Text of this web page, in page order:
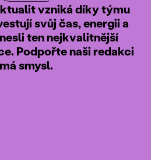
vzniká díky týmu
svůj čas, energii a
ten nejkvalitnější
Podpořte naši redakci
smysl.